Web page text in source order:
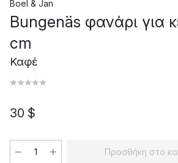
Boel & Jan
Bungenäs φανάρι για
cm
Καφέ
30 $
Προσθήκη στο